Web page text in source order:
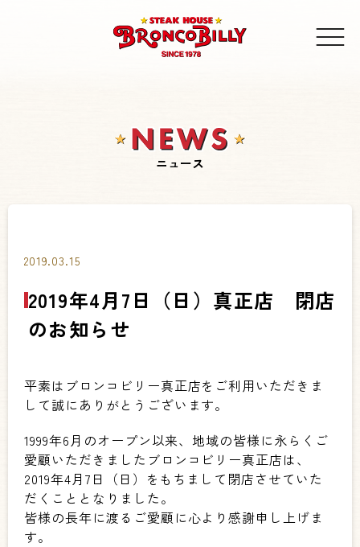
ニュース
2019.03.15
2019年4月7日（日）真正店 閉店
のお知らせ
平素はブロンコビリー真正店をご利用いただきま
して誠にありがとうございます。
1999年6月のオープン以来、地域の皆様に永らくご
愛顧いただきましたブロンコビリー真正店は、
2019年4月7日（日）をもちまして閉店させていた
だくこととなりました。
皆様の長年に渡るご愛顧に心より感謝申し上げま
す。